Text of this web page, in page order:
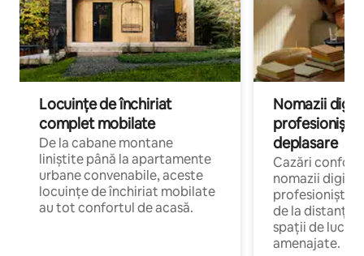
Locuințe de închiriat
complet mobilate
De la cabane montane
liniștite până la apartamente
urbane convenabile, aceste
locuințe de închiriat mobilate
au tot confortul de acasă.
Nomazii
profesioniștii
deplasare
Cazări
nomazii
profesioniștii
de la distanță,
spații de lucru
amenajate.